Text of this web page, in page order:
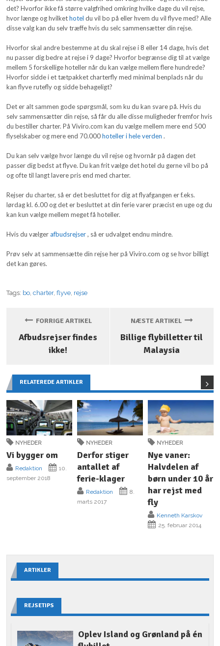
det? Hvorfor ikke få større valgfrihed omkring hvilke dage du vil rejse,
hvor længe og hvilkethotel du vil bo på eller hvem du vil flyve med? Alle
disse valg kan du selv træffe hvis du selc sammensætter din rejse.
Hvorfor skal andre bestemme at du skal rejse i 8 eller 14 dage, hvis det
nu passer dig bedre at rejse i 9 dage? Hvorfor begrænse dig til at vælge
mellem 5 forskellige hoteller når du kan vælge mellem flere hundrede?
Hvorfor sidde i et tætpakket charterfly med minimal benplads når du
kan flyve rutefly og sidde behageligt?
Det er alt sammen gode spørgsmål, som ku du kan svare på. Hvis du
selv sammensætter din rejse, så får du alle disse muligheder fremfor hvis
du bestiller charter. På Viviro.com kan du vælge mellem mere end 500
flyselskaber og mere end 70.000hoteller i hele verden .
Du kan selv vælge hvor længe du vil rejse og hvornår på dagen det
passer dig bedst at flyve. Du kan frit vælge det hotel du gerne vil bo på
og ofte til langt lavere pris end med charter.
Rejser du charter, så er det besluttet for dig at flyafgangen er f.eks.
lørdag kl. 6.00 og det er besluttet at din ferie varer præcist en uge og du
kan kun vælge mellem meget få hoteller.
Hvis du vælgerafbudsrejser, så er udvalget endnu mindre.
Prøv selv at sammensætte din rejse her på Viviro.com og se hvor billigt
det kan gøres.
Tags: bo,charter,flyve, rejse
FORRIGE ARTIKEL
Afbudsrejser findes
ikke!
NÆSTE ARTIKEL
Billige flybilletter til
Malaysia
RELATEREDE ARTIKLER
NYHEDER
Vi bygger om
Redaktion
10.
september 2018
NYHEDER
Derfor stiger
antallet af
ferie-klager
Redaktion
8.
marts 2017
NYHEDER
Nye vaner:
Halvdelen af
børn under 10 år
har rejst med
fly
Kenneth Karskov
25. februar 2014
ARTIKLER
REJSETIPS
Oplev Island og Grønland på én